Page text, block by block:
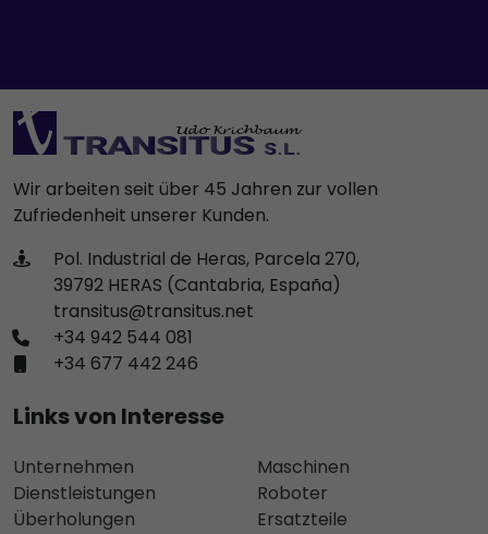
Wir arbeiten seit über 45 Jahren zur vollen
Zufriedenheit unserer Kunden.
Pol. Industrial de Heras, Parcela 270,
39792 HERAS (Cantabria, España)
transitus@transitus.net
+34 942 544 081
+34 677 442 246
Links von Interesse
Unternehmen
Dienstleistungen
Überholungen
Maschinen
Roboter
Ersatzteile